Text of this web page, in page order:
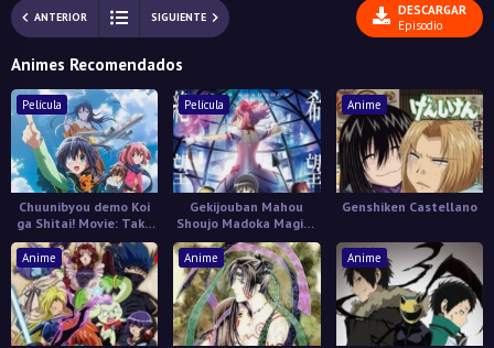
ANTERIOR SIGUIENTE
DESCARGAR
Episodio
Animes Recomendados
Película
Chuunibyou demo Koi
ga Shitai! Movie: Take
On Me
Película
Gekijouban Mahou
Shoujo Madoka Magica
(Shinpen) - Hangyaku
no Monogatari
Anime
Genshiken Castellano
Anime Anime Anime